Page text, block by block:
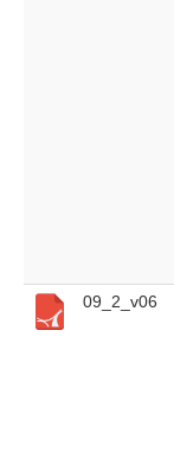
09_2_v06